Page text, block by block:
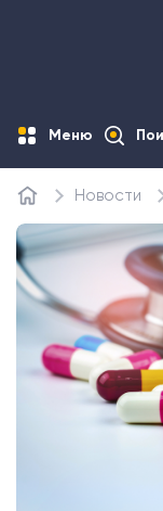
Меню
Главная Новости